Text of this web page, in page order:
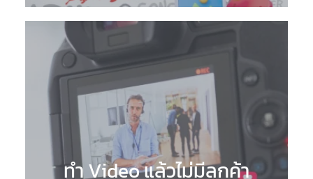
ทำ Video แล้วไม่มีลูกค้า